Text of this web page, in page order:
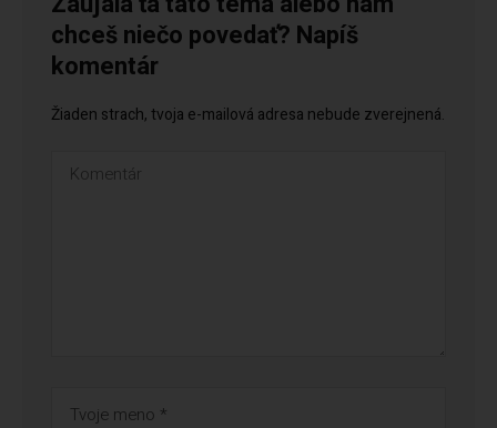
chceš niečo povedať? Napíš
komentár
Žiaden strach, tvoja e-mailová adresa nebude zverejnená.